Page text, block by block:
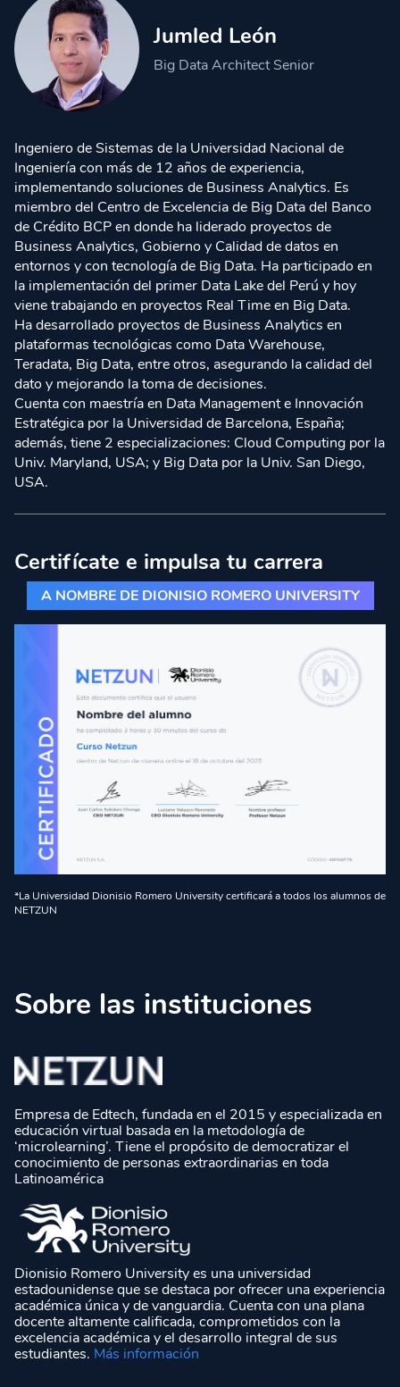
Jumled León
Big Data Architect Senior
Ingeniero de Sistemas de la Universidad Nacional de
Ingeniería con más de 12 años de experiencia,
implementando soluciones de Business Analytics. Es
miembro del Centro de Excelencia de Big Data del Banco
de Crédito BCP en donde ha liderado proyectos de
Business Analytics, Gobierno y Calidad de datos en
entornos y con tecnología de Big Data. Ha participado en
la implementación del primer Data Lake del Perú y hoy
viene trabajando en proyectos Real Time en Big Data.
Ha desarrollado proyectos de Business Analytics en
plataformas tecnológicas como Data Warehouse,
Teradata, Big Data, entre otros, asegurando la calidad del
dato y mejorando la toma de decisiones.
Cuenta con maestría en Data Management e Innovación
Estratégica por la Universidad de Barcelona, España;
además, tiene 2 especializaciones: Cloud Computing por la
Univ. Maryland, USA; y Big Data por la Univ. San Diego,
USA.
Certifícate e impulsa tu carrera
A NOMBRE DE DIONISIO ROMERO UNIVERSITY
*La Universidad Dionisio Romero University certificará a todos los alumnos de
NETZUN
Sobre las instituciones
Empresa de Edtech, fundada en el 2015 y especializada en
educación virtual basada en la metodología de
‘microlearning’. Tiene el propósito de democratizar el
conocimiento de personas extraordinarias en toda
Latinoamérica
Dionisio Romero University es una universidad
estadounidense que se destaca por ofrecer una experiencia
académica única y de vanguardia. Cuenta con una plana
docente altamente calificada, comprometidos con la
excelencia académica y el desarrollo integral de sus
estudiantes. Más información